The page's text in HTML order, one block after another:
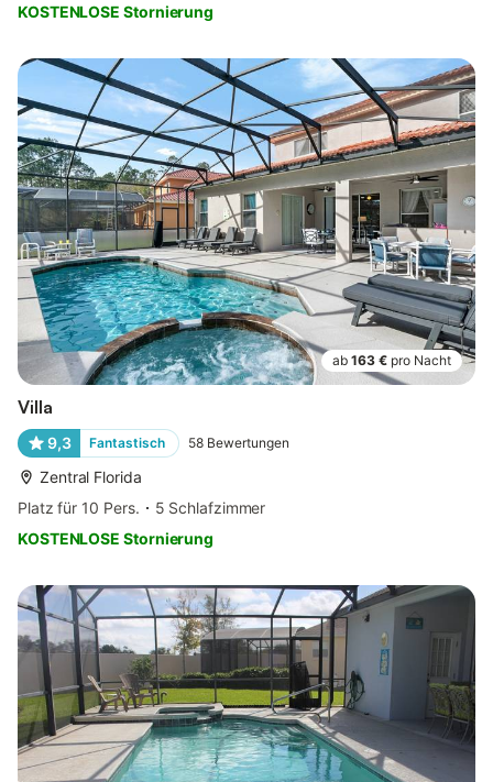
KOSTENLOSE Stornierung
ab 163 € pro Nacht
Villa
9,3 Fantastisch 58 Bewertungen
Zentral Florida
Platz für 10 Pers.
5 Schlafzimmer
KOSTENLOSE Stornierung